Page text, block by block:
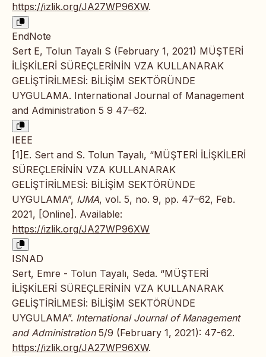
https://izlik.org/JA27WP96XW.
EndNote
Sert E, Tolun Tayalı S (February 1, 2021) MÜŞTERİ
İLİŞKİLERİ SÜREÇLERİNİN VZA KULLANARAK
GELİŞTİRİLMESİ: BİLİŞİM SEKTÖRÜNDE
UYGULAMA. International Journal of Management
and Administration 5 9 47–62.
IEEE
[1]E. Sert and S. Tolun Tayalı, “MÜŞTERİ İLİŞKİLERİ
SÜREÇLERİNİN VZA KULLANARAK
GELİŞTİRİLMESİ: BİLİŞİM SEKTÖRÜNDE
UYGULAMA”, IJMA, vol. 5, no. 9, pp. 47–62, Feb.
2021, [Online]. Available:
https://izlik.org/JA27WP96XW
ISNAD
Sert, Emre - Tolun Tayalı, Seda. “MÜŞTERİ
İLİŞKİLERİ SÜREÇLERİNİN VZA KULLANARAK
GELİŞTİRİLMESİ: BİLİŞİM SEKTÖRÜNDE
UYGULAMA”. International Journal of Management
and Administration5/9 (February 1, 2021): 47-62.
https://izlik.org/JA27WP96XW.